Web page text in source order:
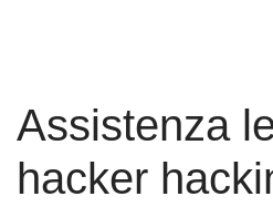
Assistenza
hacker